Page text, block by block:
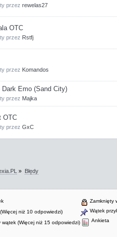
przez rewelas27
OTC
przez Rstfj
przez Komandos
Dark Emo (Sand City)
przez Majka
OTC
przez GxC
» Błędy
niż 10 odpowiedzi)
wątek (Więcej niż 15 odpowiedzi)
Zamknięty
Wątek
Ankieta